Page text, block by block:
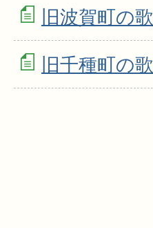
旧波賀町の歌
旧千種町の歌